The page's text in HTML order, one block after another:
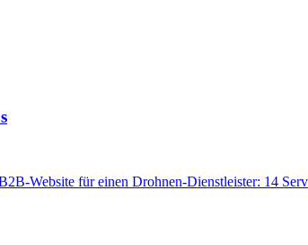
Website für einen Drohnen-Dienstleister: 14